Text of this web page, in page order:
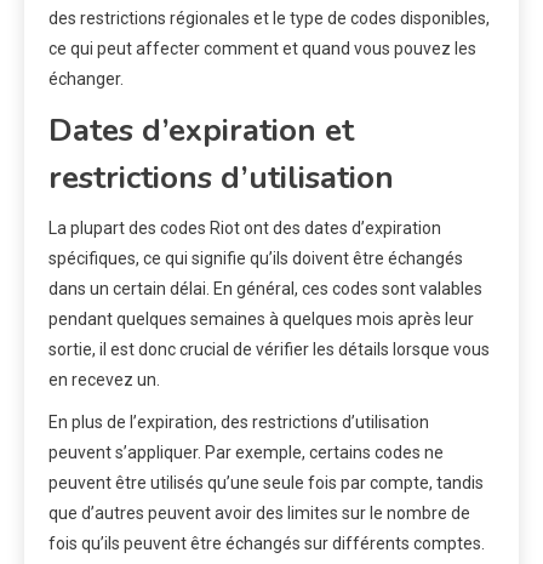
des restrictions régionales et le type de codes disponibles,
ce qui peut affecter comment et quand vous pouvez les
échanger.
Dates d’expiration et
restrictions d’utilisation
La plupart des codes Riot ont des dates d’expiration
spécifiques, ce qui signifie qu’ils doivent être échangés
dans un certain délai. En général, ces codes sont valables
pendant quelques semaines à quelques mois après leur
sortie, il est donc crucial de vérifier les détails lorsque vous
en recevez un.
En plus de l’expiration, des restrictions d’utilisation
peuvent s’appliquer. Par exemple, certains codes ne
peuvent être utilisés qu’une seule fois par compte, tandis
que d’autres peuvent avoir des limites sur le nombre de
fois qu’ils peuvent être échangés sur différents comptes.